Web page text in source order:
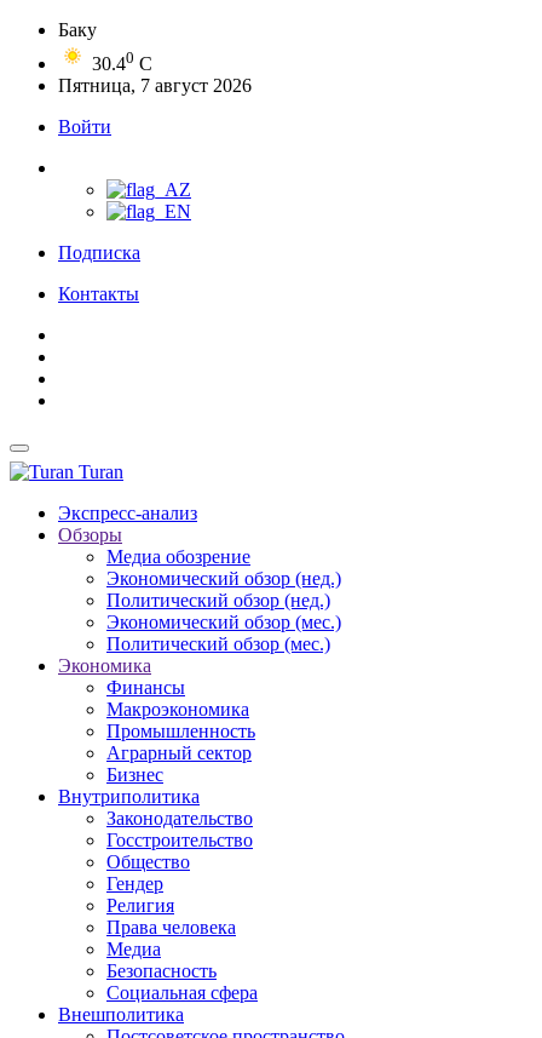
Баку
30.40 C
Пятница, 7 август 2026
Войти
Подписка
Контакты
Turan
Экспресс-анализ
Обзоры
Медиа обозрение
Экономический обзор (нед.)
Политический обзор (нед.)
Экономический обзор (мес.)
Политический обзор (мес.)
Экономика
Финансы
Макроэкономика
Промышленность
Аграрный сектор
Бизнес
Внутриполитика
Законодательство
Госстроительство
Общество
Гендер
Религия
Права человека
Медиа
Безопасность
Социальная сфера
Внешполитика